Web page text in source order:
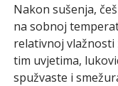
Nakon sušenja,
na sobnoj
relativnoj vlažnosti
tim uvjetima,
spužvaste i